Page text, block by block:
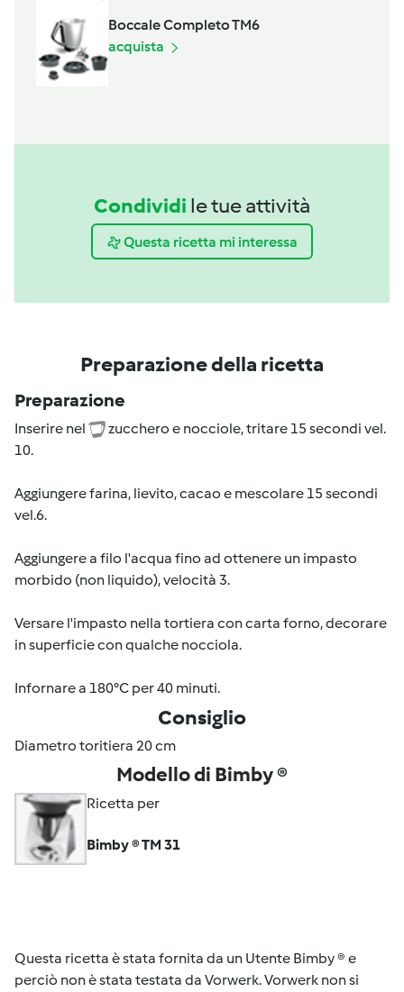
Boccale Completo TM6
acquista
Condividi le tue attività
Questa ricetta mi interessa
Preparazione della ricetta
Preparazione
Inserire nel
zucchero e nocciole, tritare 15 secondi vel.
10.
Aggiungere farina, lievito, cacao e mescolare 15 secondi
vel.6.
Aggiungere a filo l'acqua fino ad ottenere un impasto
morbido (non liquido), velocità 3.
Versare l'impasto nella tortiera con carta forno, decorare
in superficie con qualche nocciola.
Infornare a 180°C per 40 minuti.
Consiglio
Diametro toritiera 20 cm
Modello di Bimby ®
Ricetta per
Bimby ® TM 31
Questa ricetta è stata fornita da un Utente Bimby ® e
perciò non è stata testata da Vorwerk. Vorwerk non si